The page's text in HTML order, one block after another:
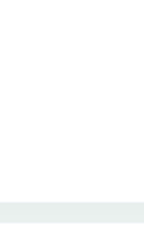
και οικογένειας
και εφήβους